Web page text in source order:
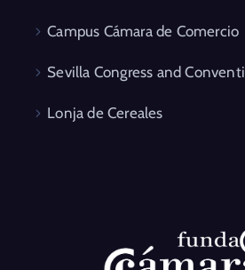
Campus Cámara de Comercio
Sevilla Congress and
Lonja de Cereales